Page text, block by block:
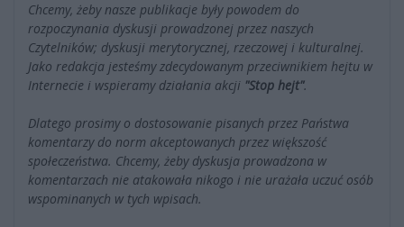
Chcemy, żeby nasze publikacje były powodem do
rozpoczynania dyskusji prowadzonej przez naszych
Czytelników; dyskusji merytorycznej, rzeczowej i kulturalnej.
Jako redakcja jesteśmy zdecydowanym przeciwnikiem hejtu w
Internecie i wspieramy działania akcji "Stop hejt".
Dlatego prosimy o dostosowanie pisanych przez Państwa
komentarzy do norm akceptowanych przez większość
społeczeństwa. Chcemy, żeby dyskusja prowadzona w
komentarzach nie atakowała nikogo i nie urażała uczuć osób
wspominanych w tych wpisach.